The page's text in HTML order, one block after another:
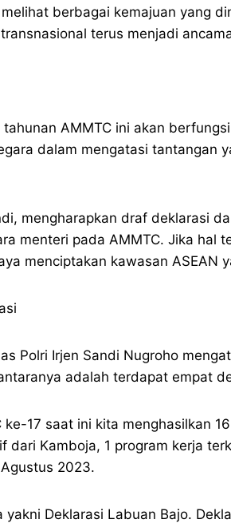
berbagai kemajuan yang
terus menjadi
tahunan AMMTC ini akan
dalam mengatasi tantangan
mengharapkan draf deklarasi
menteri pada AMMTC. Jika hal
menciptakan kawasan ASEAN
Polri Irjen Sandi Nugroho
adalah terdapat empat
ke-17 saat ini kita menghasilkan
dari Kamboja, 1 program kerja
2023.
yakni Deklarasi Labuan Bajo.